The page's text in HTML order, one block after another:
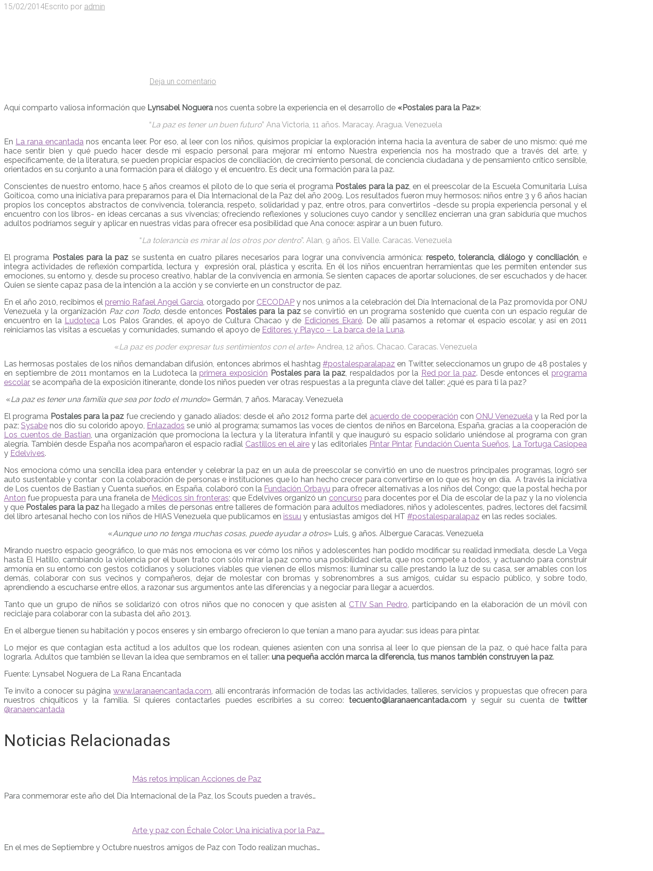
15/02/2014Escrito por admin
Deja un comentario
Aquí comparto valiosa información que Lynsabel Noguera nos cuenta sobre la experiencia en el desarrollo de «Postales para la Paz»:
“La paz es tener un buen futuro” Ana Victoria, 11 años. Maracay. Aragua. Venezuela
En La rana encantada nos encanta leer. Por eso, al leer con los niños, quisimos propiciar la exploración interna hacia la aventura de saber de uno mismo: qué me
hace sentir bien y qué puedo hacer desde mi espacio personal para mejorar mi entorno Nuestra experiencia nos ha mostrado que a través del arte, y
específicamente, de la literatura, se pueden propiciar espacios de conciliación, de crecimiento personal, de conciencia ciudadana y de pensamiento crítico sensible,
orientados en su conjunto a una formación para el diálogo y el encuentro. Es decir, una formación para la paz.
Conscientes de nuestro entorno, hace 5 años creamos el piloto de lo que sería el programa Postales para la paz, en el preescolar de la Escuela Comunitaria Luisa
Goiticoa, como una iniciativa para prepararnos para el Día Internacional de la Paz del año 2009. Los resultados fueron muy hermosos: niños entre 3 y 6 años hacían
propios los conceptos abstractos de convivencia, tolerancia, respeto, solidaridad y paz, entre otros, para convertirlos -desde su propia experiencia personal y el
encuentro con los libros- en ideas cercanas a sus vivencias; ofreciendo reflexiones y soluciones cuyo candor y sencillez encierran una gran sabiduría que muchos
adultos podríamos seguir y aplicar en nuestras vidas para ofrecer esa posibilidad que Ana conoce: aspirar a un buen futuro.
“La tolerancia es mirar al los otros por dentro”. Alan, 9 años. El Valle. Caracas. Venezuela
El programa Postales para la paz se sustenta en cuatro pilares necesarios para lograr una convivencia armónica: respeto, tolerancia, diálogo y conciliación, e
integra actividades de reflexión compartida, lectura y expresión oral, plástica y escrita. En él los niños encuentran herramientas que les permiten entender sus
emociones, su entorno y, desde su proceso creativo, hablar de la convivencia en armonía. Se sienten capaces de aportar soluciones, de ser escuchados y de hacer.
Quien se siente capaz pasa de la intención a la acción y se convierte en un constructor de paz.
En el año 2010, recibimos el premio Rafael Angel García, otorgado por CECODAP y nos unimos a la celebración del Día Internacional de la Paz promovida por ONU
Venezuela y la organización Paz con Todo, desde entonces Postales para la pazse convirtió en un programa sostenido que cuenta con un espacio regular de
encuentro en la Ludoteca Los Palos Grandes, el apoyo de Cultura Chacao y de Ediciones Ekaré. De allí pasamos a retomar el espacio escolar, y así en 2011
reiniciamos las visitas a escuelas y comunidades, sumando el apoyo de Editores y Playco – La barca de la Luna.
«La paz es poder expresar tus sentimientos con el arte» Andrea, 12 años. Chacao. Caracas. Venezuela
Las hermosas postales de los niños demandaban difusión, entonces abrimos el hashtag#postalesparalapaz en Twitter, seleccionamos un grupo de 48 postales y
en septiembre de 2011 montamos en la Ludoteca la primera exposición Postales para la paz, respaldados por la Red por la paz. Desde entonces el programa
escolar se acompaña de la exposición itinerante, donde los niños pueden ver otras respuestas a la pregunta clave del taller: ¿qué es para ti la paz?
«La paz es tener una familia que sea por todo el mundo» Germán, 7 años. Maracay. Venezuela
El programa Postales para la paz fue creciendo y ganado aliados: desde el año 2012 forma parte del acuerdo de cooperación con ONU Venezuelay la Red por la
paz;Sysabe nos dio su colorido apoyo, Enlazados se unió al programa; sumamos las voces de cientos de niños en Barcelona, España, gracias a la cooperación de
Los cuentos de Bastian, una organización que promociona la lectura y la literatura infantil y que inauguró su espacio solidario uniéndose al programa con gran
alegría. También desde España nos acompañaron el espacio radial Castillos en el aire y las editoriales Pintar Pintar, Fundación Cuenta Sueños, La Tortuga Casiopea
y Edelvives.
Nos emociona cómo una sencilla idea para entender y celebrar la paz en un aula de preescolar se convirtió en uno de nuestros principales programas, logró ser
auto sustentable y contar con la colaboración de personas e instituciones que lo han hecho crecer para convertirse en lo que es hoy en día. A través la iniciativa
de Los cuentos de Bastian y Cuenta sueños, en España, colaboró con la Fundación Orbayupara ofrecer alternativas a los niños del Congo; que la postal hecha por
Anton fue propuesta para una franela de Médicos sin fronteras; que Edelvives organizó un concurso para docentes por el Día de escolar de la paz y la no violencia
y que Postales para la pazha llegado a miles de personas entre talleres de formación para adultos mediadores, niños y adolescentes, padres, lectores del facsímil
del libro artesanal hecho con los niños de HIAS Venezuela que publicamos en issuu y entusiastas amigos del HT #postalesparalapaz en las redes sociales.
«Aunque uno no tenga muchas cosas, puede ayudar a otros» Luis, 9 años. Albergue Caracas. Venezuela
Mirando nuestro espacio geográfico, lo que más nos emociona es ver cómo los niños y adolescentes han podido modificar su realidad inmediata, desde La Vega
hasta El Hatillo, cambiando la violencia por el buen trato con sólo mirar la paz como una posibilidad cierta, que nos compete a todos, y actuando para construir
armonía en su entorno con gestos cotidianos y soluciones viables que vienen de ellos mismos: iluminar su calle prestando la luz de su casa, ser amables con los
demás, colaborar con sus vecinos y compañeros, dejar de molestar con bromas y sobrenombres a sus amigos, cuidar su espacio público, y sobre todo,
aprendiendo a escucharse entre ellos, a razonar sus argumentos ante las diferencias y a negociar para llegar a acuerdos.
Tanto que un grupo de niños se solidarizó con otros niños que no conocen y que asisten al CTIV San Pedro, participando en la elaboración de un móvil con
reciclaje para colaborar con la subasta del año 2013.
En el albergue tienen su habitación y pocos enseres y sin embargo ofrecieron lo que tenían a mano para ayudar: sus ideas para pintar.
Lo mejor es que contagian esta actitud a los adultos que los rodean, quienes asienten con una sonrisa al leer lo que piensan de la paz, o qué hace falta para
lograrla. Adultos que también se llevan la idea que sembramos en el taller: una pequeña acción marca la diferencia, tus manos también construyen la paz.
Fuente: Lynsabel Noguera de La Rana Encantada
Te invito a conocer su páginawww.laranaencantada.com, allí encontrarás información de todas las actividades, talleres, servicios y propuestas que ofrecen para
nuestros chiquiticos y la familia. Si quieres contactarles puedes escribirles a su correo:tecuento@laranaencantada.com y seguir su cuenta detwitter
@ranaencantada
Noticias Relacionadas
Más retos implican Acciones de Paz
Para conmemorar este año del Día Internacional de la Paz, los Scouts pueden a través…
Arte y paz con Échale Color: Una iniciativa por la Paz...
En el mes de Septiembre y Octubre nuestros amigos de Paz con Todo realizan muchas…